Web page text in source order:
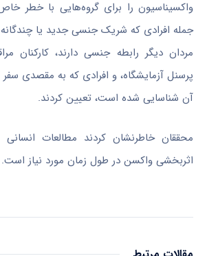
جمله افرادی که شریک جنسی جدید یا چندگانه
مردان دیگر رابطه جنسی دارند، کارکنان
پرسنل آزمایشگاه، و افرادی که به مقصدی
آن شناسایی شده است، تعیین کردند.
محققان خاطرنشان کردند مطالعات انسانی
اثربخشی واکسن در طول زمان مورد نیاز است.